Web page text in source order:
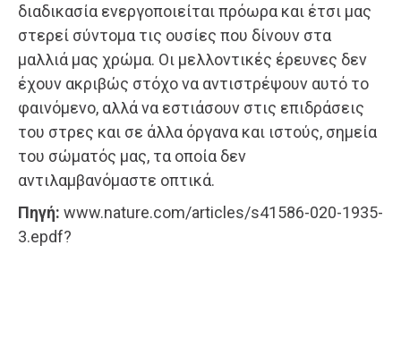
διαδικασία ενεργοποιείται πρόωρα και έτσι μας
στερεί σύντομα τις ουσίες που δίνουν στα
μαλλιά μας χρώμα. Οι μελλοντικές έρευνες δεν
έχουν ακριβώς στόχο να αντιστρέψουν αυτό το
φαινόμενο, αλλά να εστιάσουν στις επιδράσεις
του στρες και σε άλλα όργανα και ιστούς, σημεία
του σώματός μας, τα οποία δεν
αντιλαμβανόμαστε οπτικά.
Πηγή: www.nature.com/articles/s41586-020-1935-
3.epdf?